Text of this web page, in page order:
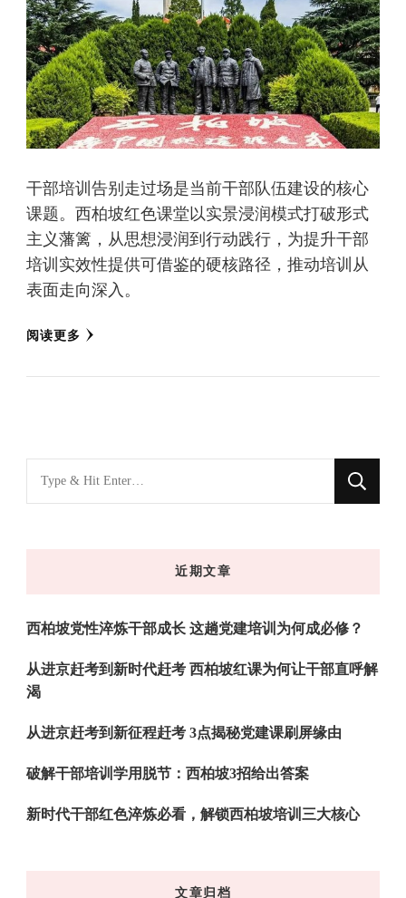
干部培训告别走过场是当前干部队伍建设的核心
课题。西柏坡红色课堂以实景浸润模式打破形式
主义藩篱，从思想浸润到行动践行，为提升干部
培训实效性提供可借鉴的硬核路径，推动培训从
表面走向深入。
阅读更多
找
什
近期文章
西柏坡党性淬炼干部成长 这趟党建培训为何成必修？
从进京赶考到新时代赶考 西柏坡红课为何让干部直呼解
渴
从进京赶考到新征程赶考 3点揭秘党建课刷屏缘由
破解干部培训学用脱节：西柏坡3招给出答案
新时代干部红色淬炼必看，解锁西柏坡培训三大核心
文章归档